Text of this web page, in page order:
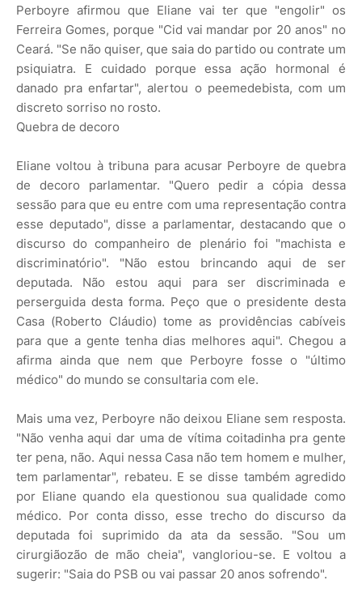
Perboyre afirmou que Eliane vai ter que "engolir" os
Ferreira Gomes, porque "Cid vai mandar por 20 anos" no
Ceará. "Se não quiser, que saia do partido ou contrate um
psiquiatra. E cuidado porque essa ação hormonal é
danado pra enfartar", alertou o peemedebista, com um
discreto sorriso no rosto.
Quebra de decoro
Eliane voltou à tribuna para acusar Perboyre de quebra
de decoro parlamentar. "Quero pedir a cópia dessa
sessão para que eu entre com uma representação contra
esse deputado", disse a parlamentar, destacando que o
discurso do companheiro de plenário foi "machista e
discriminatório". "Não estou brincando aqui de ser
deputada. Não estou aqui para ser discriminada e
perserguida desta forma. Peço que o presidente desta
Casa (Roberto Cláudio) tome as providências cabíveis
para que a gente tenha dias melhores aqui". Chegou a
afirma ainda que nem que Perboyre fosse o "último
médico" do mundo se consultaria com ele.
Mais uma vez, Perboyre não deixou Eliane sem resposta.
"Não venha aqui dar uma de vítima coitadinha pra gente
ter pena, não. Aqui nessa Casa não tem homem e mulher,
tem parlamentar", rebateu. E se disse também agredido
por Eliane quando ela questionou sua qualidade como
médico. Por conta disso, esse trecho do discurso da
deputada foi suprimido da ata da sessão. "Sou um
cirurgiãozão de mão cheia", vangloriou-se. E voltou a
sugerir: "Saia do PSB ou vai passar 20 anos sofrendo".